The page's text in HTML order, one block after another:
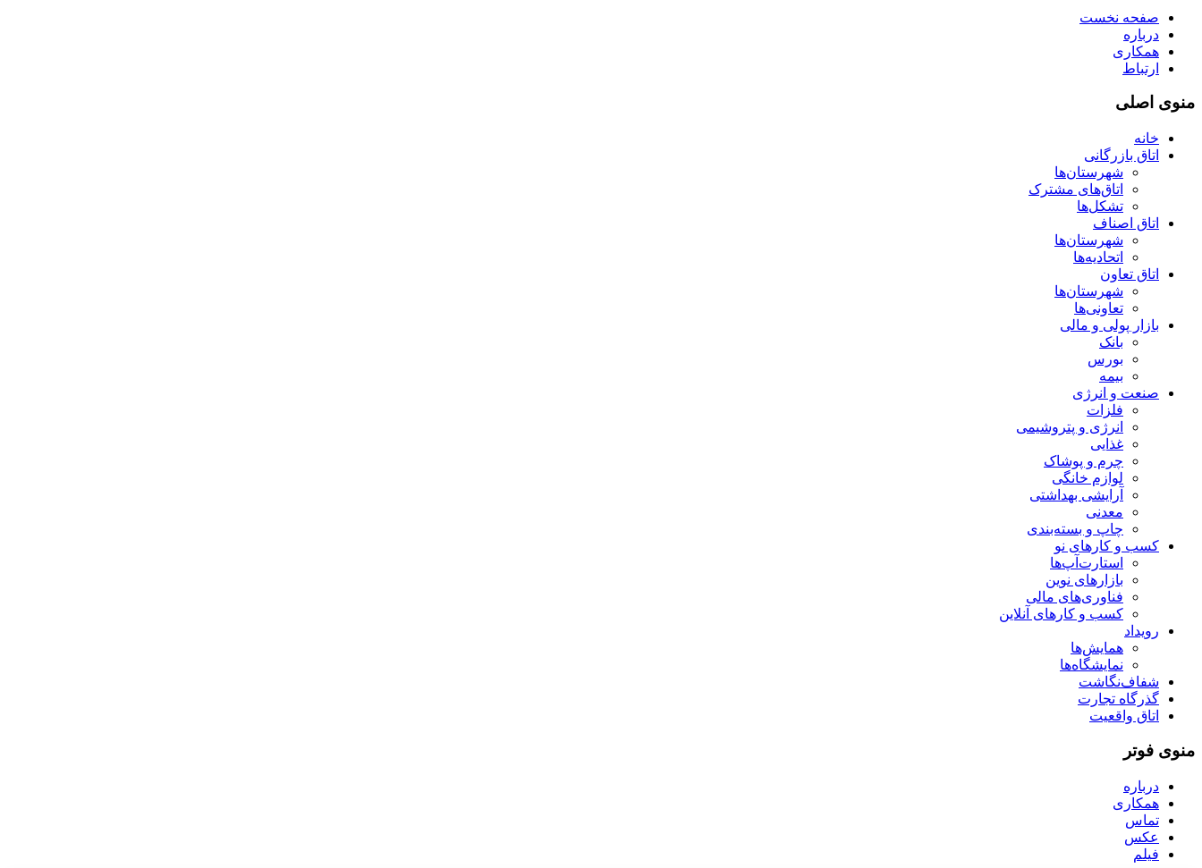
صفحه نخست
درباره
همکاری
ارتباط
منوی اصلی
خانه
اتاق بازرگانی
شهرستان‌ها
اتاق‌های مشترک
تشکل‌ها
اتاق اصناف
شهرستان‌ها
اتحادیه‌ها
اتاق تعاون
شهرستان‌ها
تعاونی‌ها
بازار پولی و مالی
بانک
بورس
بیمه
صنعت و انرژی
فلزات
انرژی و پتروشیمی
غذایی
چرم و پوشاک
لوازم خانگی
آرایشی بهداشتی
معدنی
چاپ و بسته‌بندی
کسب و کارهای نو
استارت‌آپ‌ها
بازارهای نوین
فناوری‌های مالی
کسب و کارهای آنلاین
رویداد
همایش‌ها
نمایشگاه‌ها
شفاف‌نگاشت
گذرگاه تجارت
اتاق واقعیت
منوی فوتر
درباره
همکاری
تماس
عکس
فیلم